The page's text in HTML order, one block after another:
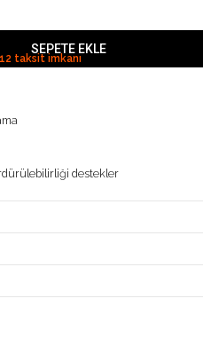
SEPETE EKLE
12 taksit imkanı
destekler